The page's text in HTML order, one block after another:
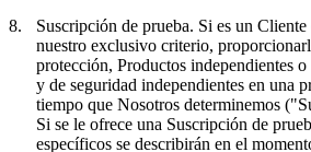
8.
Suscripción de prueba. Si es un
nuestro exclusivo criterio,
protección, Productos independientes
y de seguridad independientes en una
tiempo que Nosotros determinemos ("
Si se le ofrece una Suscripción de
específicos se describirán en el